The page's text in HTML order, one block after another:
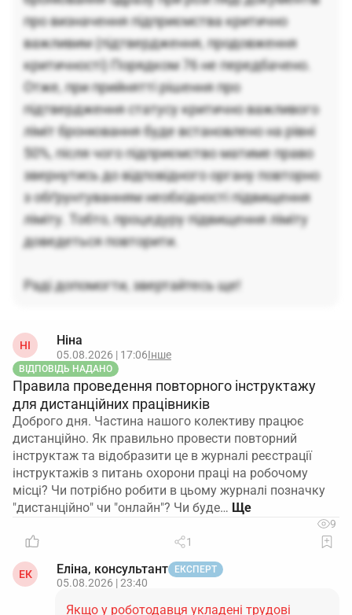
про визначення підприємства критично
важливим (підтвердження, продовження
критичності) Порядком 76 не передбачено.
Отже, при прийнятті рішення про
підтвердження статусу критично важливого
ліміт бронювання буде встановлено на рівні
50%, після чого підприємство матиме право
звернутись до відповідного органу повторно
з обґрунтуванням необхідності підвищення
ліміту. Тобто, процедуру підвищення ліміту
доведеться повторити.
Раді допомогти, звертайтесь ще!
НІ Ніна
05.08.2026 | 17:06Інше
ВІДПОВІДЬ НАДАНО
Правила проведення повторного інструктажу
для дистанційних працівників
Доброго дня. Частина нашого колективу працює
дистанційно. Як правильно провести повторний
інструктаж та відобразити це в журналі реєстрації
інструктажів з питань охорони праці на робочому
місці? Чи потрібно робити в цьому журналі позначку
"дистанційно" чи "онлайн"? Чи буде…
9
1
ЕК Еліна, консультант ЕКСПЕРТ
05.08.2026 | 23:40
Якщо у роботодавця укладені трудові